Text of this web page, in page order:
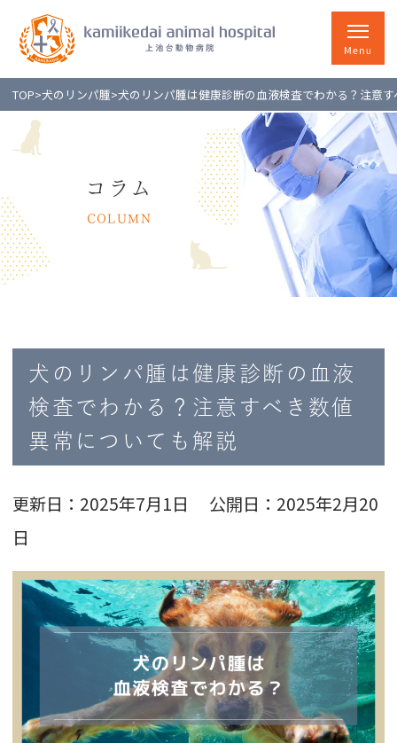
TOP>犬のリンパ腫>犬のリンパ腫は健康診断の血液検査でわかる？注意
コラム
COLUMN
犬のリンパ腫は健康診断の血液
検査でわかる？注意すべき数値
異常についても解説
更新日：2025年7月1日 公開日：2025年2月20
日